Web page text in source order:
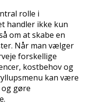
rolle i
handler ikke kun
om at skabe en
Når man vælger
forskellige
kostbehov og
kan være
gøre